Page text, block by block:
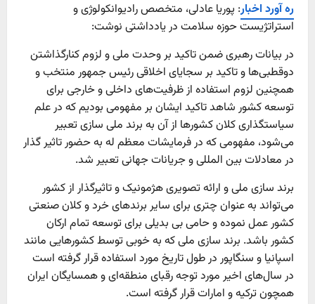
ره آورد اخبار: پوریا عادلی، متخصص رادیوانکولوژی و
استراتژیست حوزه سلامت در یادداشتی نوشت:
در بیانات رهبری ضمن تاکید بر وحدت ملی و لزوم کنارگذاشتن
دوقطبی‌ها و تاکید بر سجایای اخلاقی رئیس جمهور منتخب و
همچنین لزوم استفاده از ظرفیت‌های داخلی و خارجی برای
توسعه کشور شاهد تاکید ایشان بر مفهومی بودیم که در علم
سیاستگذاری کلان کشور‌ها از آن به برند ملی سازی تعبیر
می‌شود، مفهومی که در فرمایشات معظم له به حضور تاثیر گذار
در معادلات بین المللی و جریانات جهانی تعبیر شد.
برند سازی ملی و ارائه تصویری هژمونیک و تاثیرگذار از کشور
می‌تواند به عنوان چتری برای سایر برند‌های خرد و کلان صنعتی
کشور عمل نموده و حامی بی بدیلی برای توسعه تمام ارکان
کشور باشد. برند سازی ملی که به خوبی توسط کشور‌هایی مانند
اسپانیا و سنگاپور در طول تاریخ مورد استفاده قرار گرفته است
در سال‌های اخیر مورد توجه رقبای منطقه‌ای و همسایگان ایران
همچون ترکیه و امارات قرار گرفته است.